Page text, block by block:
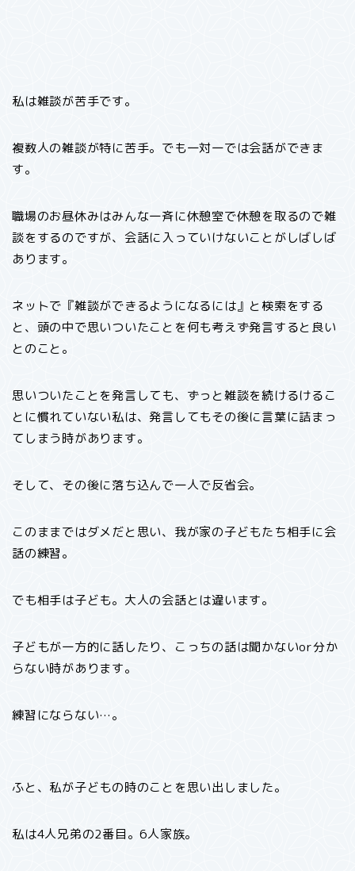
私は雑談が苦手です。
複数人の雑談が特に苦手。でも一対一では会話ができま
す。
職場のお昼休みはみんな一斉に休憩室で休憩を取るので雑
談をするのですが、会話に入っていけないことがしばしば
あります。
ネットで『雑談ができるようになるには』と検索をする
と、頭の中で思いついたことを何も考えず発言すると良い
とのこと。
思いついたことを発言しても、ずっと雑談を続けるけるこ
とに慣れていない私は、発言してもその後に言葉に詰まっ
てしまう時があります。
そして、その後に落ち込んで一人で反省会。
このままではダメだと思い、我が家の子どもたち相手に会
話の練習。
でも相手は子ども。大人の会話とは違います。
子どもが一方的に話したり、こっちの話は聞かないor分か
らない時があります。
練習にならない…。
ふと、私が子どもの時のことを思い出しました。
私は4人兄弟の2番目。6人家族。